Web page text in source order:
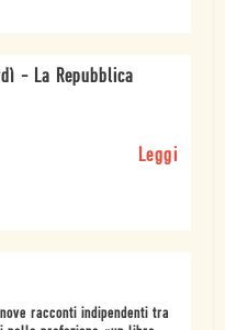
- La Repubblica
Leggi
racconti indipendenti tra